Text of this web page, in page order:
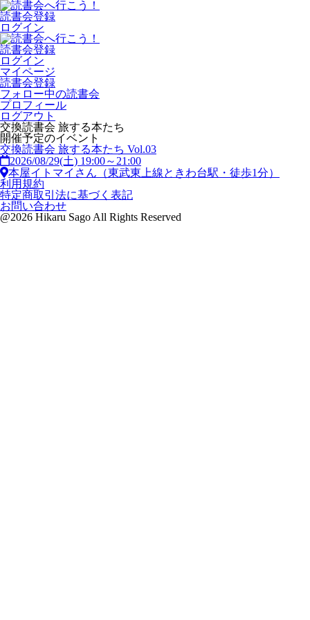
読書会登録
ログイン
読書会登録
ログイン
マイページ
読書会登録
フォロー中の読書会
プロフィール
ログアウト
交換読書会 旅する本たち
開催予定のイベント
交換読書会 旅する本たち Vol.03
2026/08/29(土) 19:00～21:00
本屋イトマイさん（東武東上線ときわ台駅・徒歩1分）
利用規約
特定商取引法に基づく表記
お問い合わせ
@2026 Hikaru Sago All Rights Reserved